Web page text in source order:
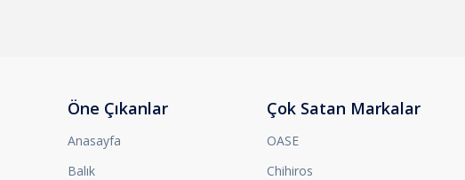
Öne Çıkanlar
Anasayfa
Balık
Çok Satan Markalar
OASE
Chihiros